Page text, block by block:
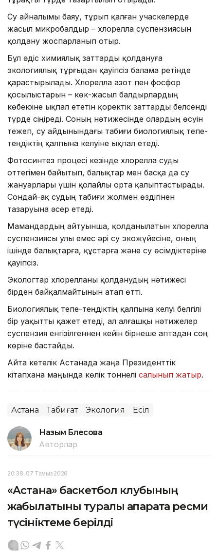
Су айналымы баяу, тұрып қалған учаскелерде
жасыл микробалдыр – хлорелла суспензиясын
қолдану жоспарланып отыр.
Бұл әдіс химиялық заттарды қолдануға
экологиялық тұрғыдан қауіпсіз балама ретінде
қарастырылады. Хлорелла азот пен фосфор
қосылыстарын – көк-жасыл балдырлардың
көбеюіне ықпал ететін қоректік заттарды белсенді
түрде сіңіреді. Соның нәтижесінде олардың өсуін
тежеп, су айдынындағы табиғи биологиялық тепе-
теңдіктің қалпына келуіне ықпал етеді.
Фотосинтез процесі кезінде хлорелла суды
оттегімен байытып, балықтар мен басқа да су
жануарлары үшін қолайлы орта қалыптастырады.
Сондай-ақ судың табиғи жолмен өздігінен
тазаруына әсер етеді.
Мамандардың айтуынша, қолданылатын хлорелла
суспензиясы улы емес әрі су экожүйесіне, оның
ішінде балықтарға, құстарға және су өсімдіктеріне
қауіпсіз.
Экологтар хлорелланы қолданудың нәтижесі
бірден байқалмайтынын атап өтті.
Биологиялық тепе-теңдіктің қалпына келуі белгілі
бір уақытты қажет етеді, ал алғашқы нәтижелер
суспензия енгізілгеннен кейін бірнеше аптадан соң
көріне бастайды.
Айта кетелік Астанада жаңа Президенттік
кітапхана маңында көлік тоннелі салынып жатыр.
Астана Табиғат Экология Есіл
Назым Бөлесова
Авторлар
20:38, 07 Тамыз 2026
«Астана» баскетбол клубының
жабылатыны туралы ақпаратқа ресми
түсініктеме берілді